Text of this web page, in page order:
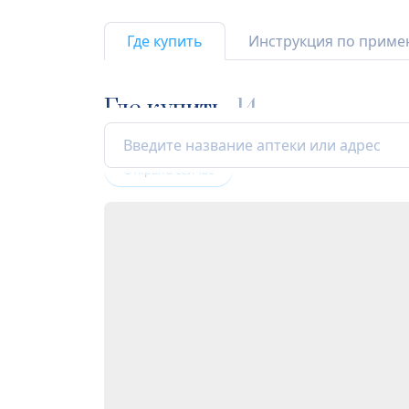
Где купить Инструкция по
Где купить 14
Открыта сейчас